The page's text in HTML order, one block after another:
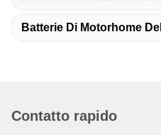
Batterie Di Motorhome
Contatto rapido